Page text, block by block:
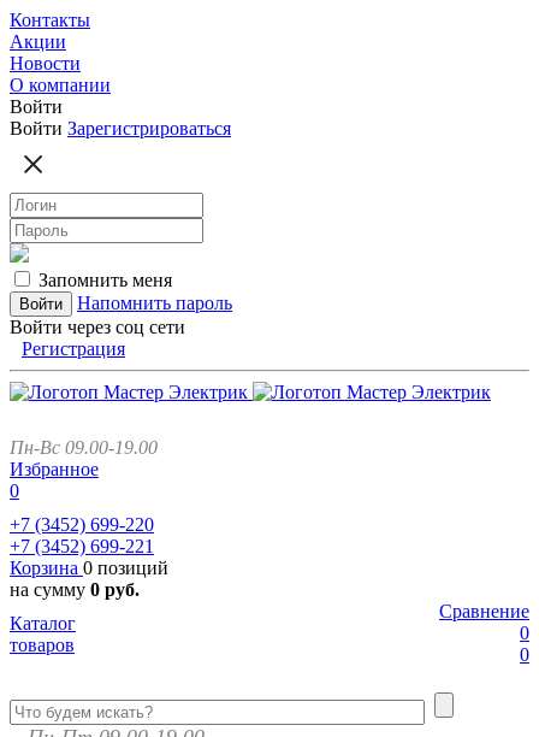
Контакты
Акции
Новости
О компании
Войти
Войти Зарегистрироваться
Запомнить меня
Напомнить пароль
Войти через соц сети
Регистрация
Пн-Вс 09.00-19.00
Избранное
0
+7 (3452) 699-220
+7 (3452) 699-221
Корзина 0 позиций
на сумму 0 руб.
Сравнение
0
0
Каталог
товаров